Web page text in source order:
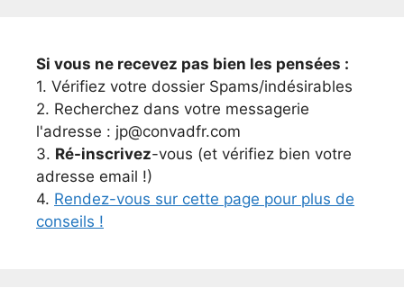
Si vous ne recevez pas bien les pensées :
1. Vérifiez votre dossier Spams/indésirables
2. Recherchez dans votre messagerie
l'adresse : jp@convadfr.com
3. Ré-inscrivez-vous (et vérifiez bien votre
adresse email !)
4. Rendez-vous sur cette page pour plus de
conseils !